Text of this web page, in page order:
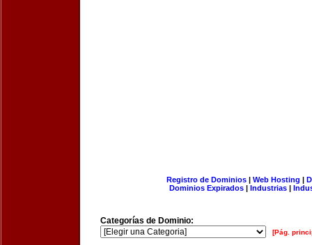
Registro de Dominios| Web Hosting |
Dominios Expirados | Industrias |
Categorías de Dominio:
[Pág.